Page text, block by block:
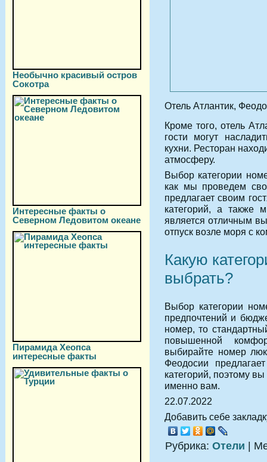
Необычно красивый остров
Сокотра
Интересные факты о
Северном Ледовитом океане
Пирамида Хеопса
интересные факты
Отель Атлантик,
Кроме того, отель
гости могут
кухни. Ресторан
атмосферу.
Выбор категории
как мы проведем
предлагает своим
категорий, а также
является отличным
отпуск возле моря с
Какую
выбрать?
Выбор категории
предпочтений и
номер, то
повышенной
выбирайте номер
Феодосии
категорий, поэтому
именно вам.
22.07.2022
Добавить себе
Рубрика: Отели |